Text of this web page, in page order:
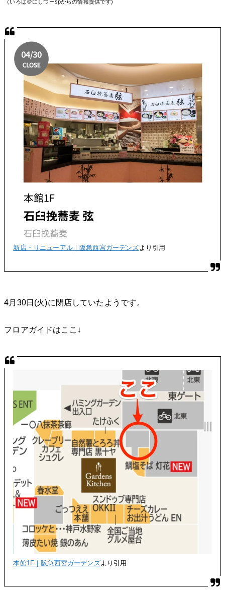
（いろは＠にしつーspからの情報提供です)
新店・リニューアル｜阪急西宮ガーデンズより引用
4月30日(火)に閉店していたようです。
フロアガイドはここ↓
本館1F｜阪急西宮ガーデンズより引用